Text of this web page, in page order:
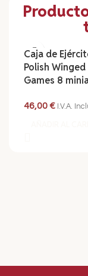
Caja de
Polish
Games 8
46,00€ I.V.A.